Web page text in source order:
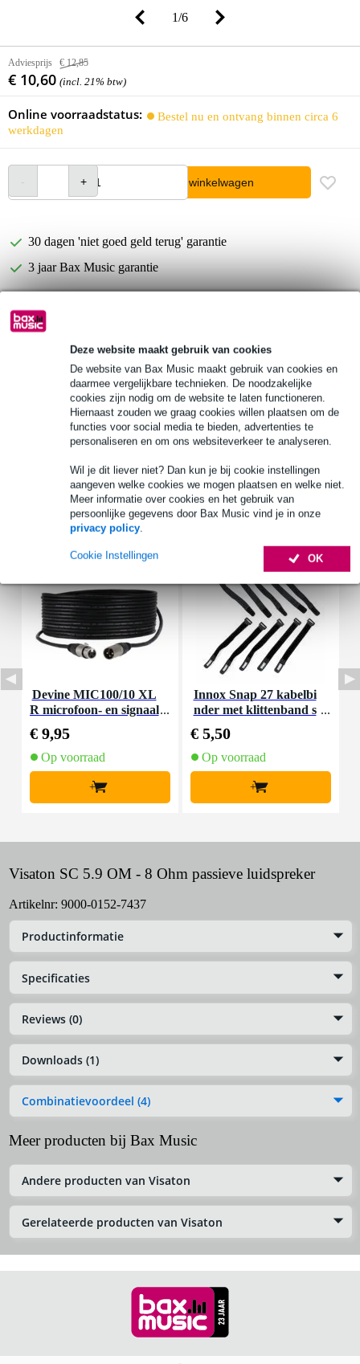
Deze website maakt gebruik van cookies
De website van Bax Music maakt gebruik van cookies en
daarmee vergelijkbare technieken. De noodzakelijke
cookies zijn nodig om de website te laten functioneren.
Hiernaast zouden we graag cookies willen plaatsen om de
functies voor social media te bieden, advertenties te
personaliseren en om ons websiteverkeer te analyseren.
Wil je dit liever niet? Dan kun je bij cookie instellingen
aangeven welke cookies we mogen plaatsen en welke niet.
Meer informatie over cookies en het gebruik van
persoonlijke gegevens door Bax Music vind je in onze
privacy policy.
OK
Cookie Instellingen
1/6
Adviesprijs € 12,85
€ 10,60 (incl. 21% btw)
Online voorraadstatus:
Bestel nu en ontvang binnen circa 6
werkdagen
In winkelwagen
30 dagen 'niet goed geld terug' garantie
3 jaar Bax Music garantie
Gratis ophalen in de winkel
Productinformatie
rms-vermogen: 10 W
piekvermogen: 15 W
impedantie z: 8 Ohm
Bekijk alle productspecificaties
Accessoires (7)
Devine MIC100/10 XL
R microfoon- en signaal
€ 9,95
Op voorraad
+
Innox Snap 27 kabelbi
nder met klittenband s
€ 5,50
Op voorraad
+
Visaton SC 5.9 OM - 8 Ohm passieve luidspreker
Artikelnr: 9000-0152-7437
Productinformatie
Specificaties
Reviews (0)
Downloads (1)
Combinatievoordeel (4)
Meer producten bij Bax Music
Andere producten van Visaton
Gerelateerde producten van Visaton